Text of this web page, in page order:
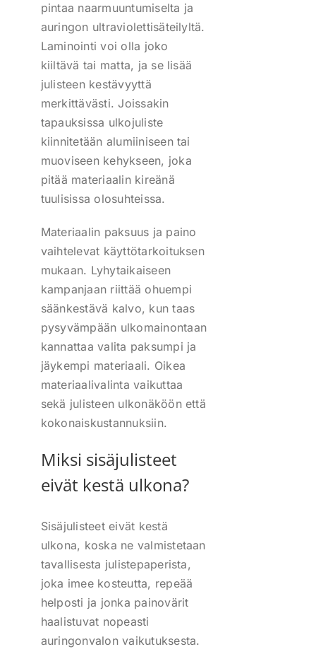
pintaa naarmuuntumiselta ja
auringon ultraviolettisäteilyltä.
Laminointi voi olla joko
kiiltävä tai matta, ja se lisää
julisteen kestävyyttä
merkittävästi. Joissakin
tapauksissa ulkojuliste
kiinnitetään alumiiniseen tai
muoviseen kehykseen, joka
pitää materiaalin kireänä
tuulisissa olosuhteissa.
Materiaalin paksuus ja paino
vaihtelevat käyttötarkoituksen
mukaan. Lyhytaikaiseen
kampanjaan riittää ohuempi
säänkestävä kalvo, kun taas
pysyvämpään ulkomainontaan
kannattaa valita paksumpi ja
jäykempi materiaali. Oikea
materiaalivalinta vaikuttaa
sekä julisteen ulkonäköön että
kokonaiskustannuksiin.
Miksi sisäjulisteet
eivät kestä ulkona?
Sisäjulisteet eivät kestä
ulkona, koska ne valmistetaan
tavallisesta julistepaperista,
joka imee kosteutta, repeää
helposti ja jonka painovärit
haalistuvat nopeasti
auringonvalon vaikutuksesta.